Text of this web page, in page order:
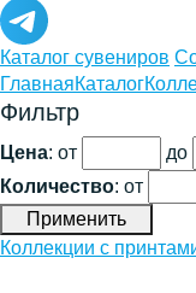
Каталог сувениров
ГлавнаяКаталог
Фильтр
Цена: от до
Количество: от
Применить
Коллекции с